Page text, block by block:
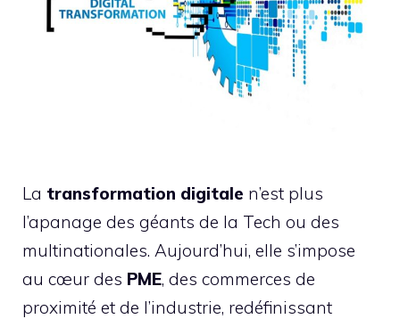
La transformation digitale n’est plus
l’apanage des géants de la Tech ou des
multinationales. Aujourd’hui, elle s’impose
au cœur des PME, des commerces de
proximité et de l’industrie, redéfinissant